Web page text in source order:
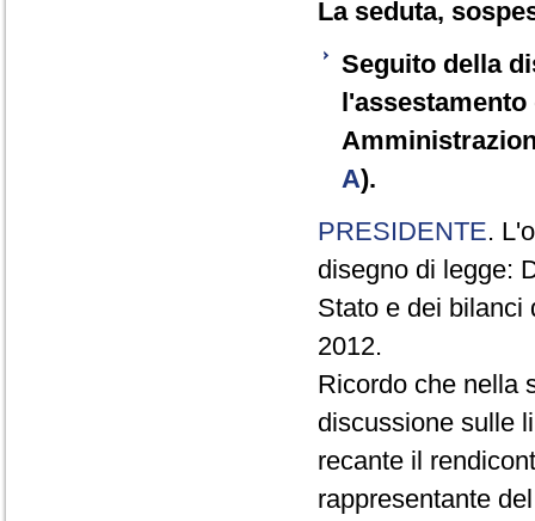
La seduta,
Seguito della
A).
PRESIDENTE.
disegno di legge:
Stato e dei bilanci
2012.
Ricordo che nella
discussione sulle
recante il
rappresentante